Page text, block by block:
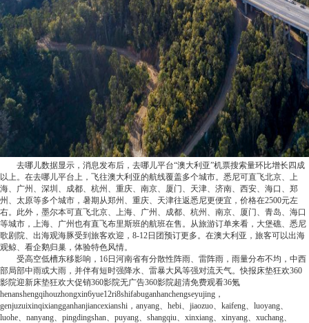
去哪儿数据显示，消息发布后，去哪儿平台“澳大利亚”机票搜索量环比增长四成
以上。在去哪儿平台上，飞往澳大利亚的航线覆盖多个城市。悉尼可直飞北京、上
海、广州、深圳、成都、杭州、重庆、南京、厦门、天津、济南、西安、海口、郑
州、太原等多个城市，暑期从郑州、重庆、天津往返悉尼更便宜，价格在2500元左
右。此外，墨尔本可直飞北京、上海、广州、成都、杭州、南京、厦门、青岛、海口
等城市，上海、广州也有直飞布里斯班的航班在售。从旅游订单来看，大堡礁、悉尼
歌剧院、出海观海豚受到旅客欢迎，8-12日团预订更多。在澳大利亚，旅客可以出海
观鲸、看企鹅归巢，体验特色风情。
受高空低槽东移影响，16日河南省有分散性阵雨、雷阵雨，雨量分布不均，中西
部局部中雨或大雨，并伴有短时强降水、雷暴大风等强对流天气。快报床垫狂欢360
影院迎新床垫狂欢大促销360影院无广告360影院超清免费观看36氪
henanshengqihouzhongxin6yue12ri8shifabuganhanchengseyujing，
genjuzuixinqixiangganhanjiancexianshi，anyang、hebi、jiaozuo、kaifeng、luoyang、
luohe、nanyang、pingdingshan、puyang、shangqiu、xinxiang、xinyang、xuchang、